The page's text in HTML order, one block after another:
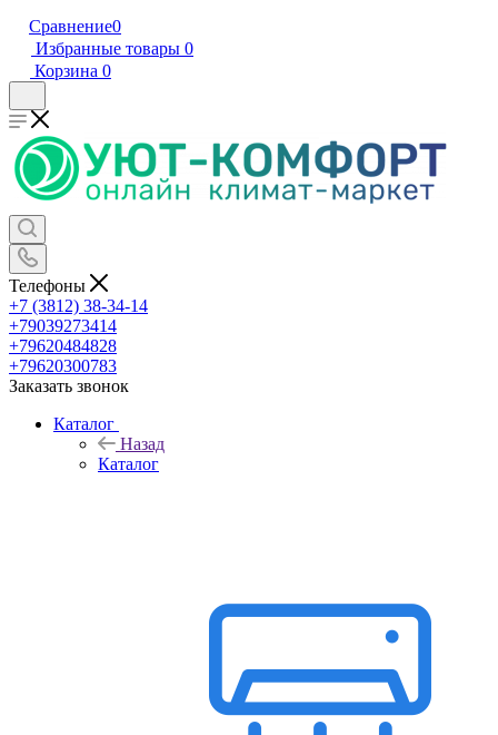
Сравнение0
Избранные товары 0
Корзина 0
Телефоны
+7 (3812) 38-34-14
+79039273414
+79620484828
+79620300783
Заказать звонок
Каталог
Назад
Каталог